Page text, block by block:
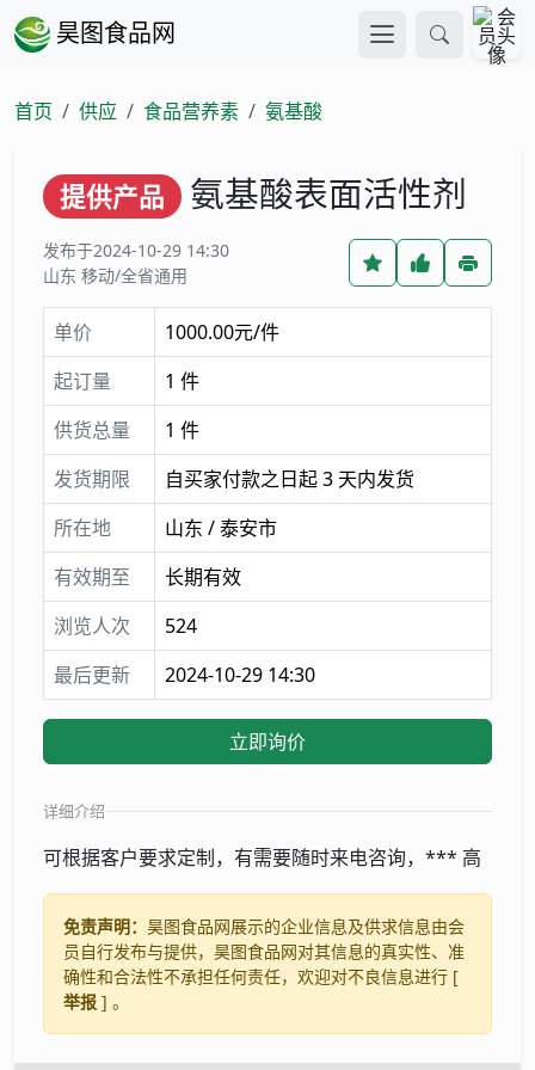
昊图食品网
首页 供应 食品营养素 氨基酸
提供产品 氨基酸表面活性剂
发布于2024-10-29 14:30
山东 移动/全省通用
单价
1000.00元/件
起订量
1 件
供货总量
1 件
发货期限
自买家付款之日起 3 天内发货
所在地
山东 / 泰安市
有效期至
长期有效
浏览人次
524
最后更新
2024-10-29 14:30
立即询价
详细介绍
可根据客户要求定制，有需要随时来电咨询，*** 高
免责声明： 昊图食品网展示的企业信息及供求信息由会
员自行发布与提供，昊图食品网对其信息的真实性、准
确性和合法性不承担任何责任，欢迎对不良信息进行 [
举报 ] 。